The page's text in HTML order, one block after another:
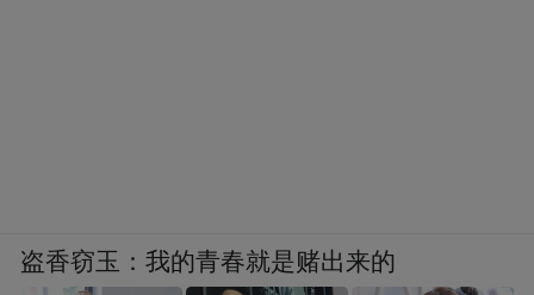
盗香窃玉：我的青春就是赌出来的